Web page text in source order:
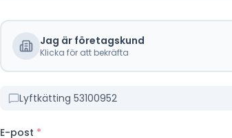
Jag är företagskund
Klicka för att bekräfta
Lyftkätting 53100952
E-post *